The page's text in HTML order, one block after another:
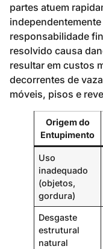
partes atuem
responsabilidade
resolvido causa
resultar em custos
decorrentes de
móveis, pisos e
Origem do
Entupimento
Uso
inadequado
(objetos,
gordura)
Desgaste
estrutural
natural